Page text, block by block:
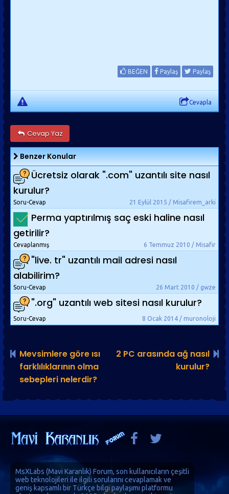
BEĞEN Paylaş Paylaş
Cevapla
Cevap Yaz
Benzer Konular
Ücretsiz olarak ".com" uzantılı site nasıl
kurulur?
21 Eylül 2015 / Misafirem_arki
Soru-Cevap
Perma yaptırılmış saç eski haline nasıl
getirilir?
6 Temmuz 2010 / Misafir
Cevaplanmış
"live. tr" uzantılı mail adresi nasıl
alabilirim?
26 Mart 2010 / gwze
Soru-Cevap
".org" uzantılı web sitesi nasıl kurulur?
8 Ocak 2014 / muronoloji
Soru-Cevap
Mevsimlere göre ısı
farklılıklarının olma
sebepleri nelerdir?
2 PC arasında ağ nasıl
kurulur?
MsXLabs (Mavi Karanlık) Forum, son kullanıcıların çeşitli
web teknolojileri ile ilgili sorularını cevaplamak ve
geniş kapsamlı bir Türkçe bilgi paylaşımı platformu